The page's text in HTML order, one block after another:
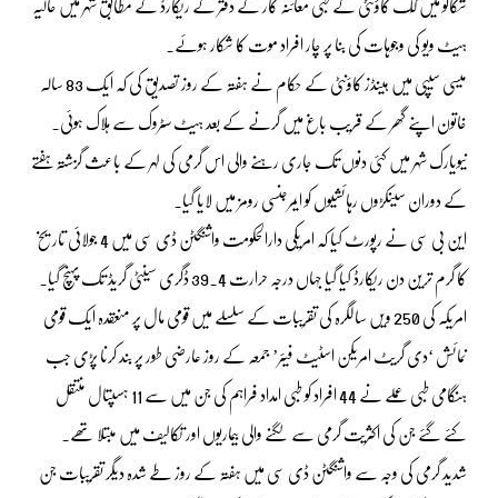
ہیٹ ویو کی وجوہات کی بنا پر چار افراد موت کا شکار ہوئے۔
میسی سیپی میں ہینڈز کاؤنٹی کے حکام نے ہفتہ کے روز تصدیق کی کہ ایک 83 سالہ
خاتون اپنے گھر کے قریب باغ میں گرنے کے بعد ہیٹ سٹروک سے ہلاک ہوئی۔
نیویارک شہر میں کئی دنوں تک جاری رہنے والی اس گرمی کی لہر کے باعث گزشتہ ہفتے
کے دوران سینکڑوں رہائشیوں کو ایمرجنسی رومز میں لایا گیا۔
این بی سی نے رپورٹ کیا کہ امریکی دارالحکومت واشنگٹن ڈی سی میں 4 جولائی تاریخ
کا گرم ترین دن ریکارڈ کیا گیا جہاں درجہ حرارت 39.4 ڈگری سینٹی گریڈ تک پہنچ گیا۔
امریکہ کی 250 ویں سالگرہ کی تقریبات کے سلسلے میں قومی مال پر منعقدہ ایک قومی
نمائش ‘دی گریٹ امریکن اسٹیٹ فیئر’ جمعہ کے روز عارضی طور پر بند کرنا پڑی جب
ہنگامی طبی عملے نے 44 افراد کو طبی امداد فراہم کی جن میں سے 11 ہسپتال منتقل
کئے گئے جن کی اکثریت گرمی سے لگنے والی بیماریوں اور تکالیف میں مبتلا تھے۔
شدید گرمی کی وجہ سے واشنگٹن ڈی سی میں ہفتہ کے روز طے شدہ دیگر تقریبات جن